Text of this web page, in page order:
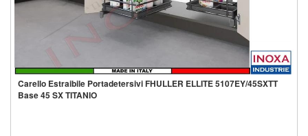
Carello Estraibile Portadetersivi FHULLER ELLITE 5107EY/45SXTT
Base 45 SX TITANIO